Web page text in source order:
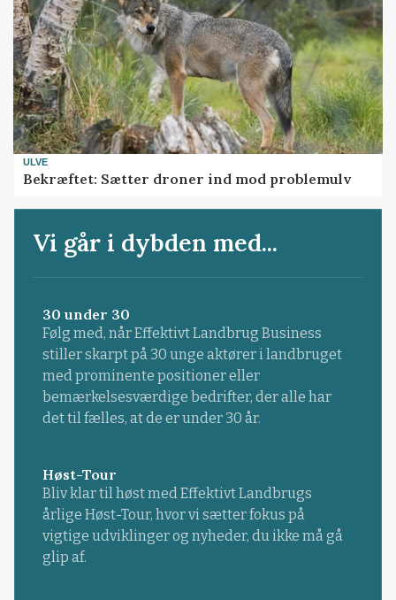
ULVE
Bekræftet: Sætter droner ind mod problemulv
Vi går i dybden med...
30 under 30
Følg med, når Effektivt Landbrug Business
stiller skarpt på 30 unge aktører i landbruget
med prominente positioner eller
bemærkelsesværdige bedrifter, der alle har
det til fælles, at de er under 30 år.
Høst-Tour
Bliv klar til høst med Effektivt Landbrugs
årlige Høst-Tour, hvor vi sætter fokus på
vigtige udviklinger og nyheder, du ikke må gå
glip af.